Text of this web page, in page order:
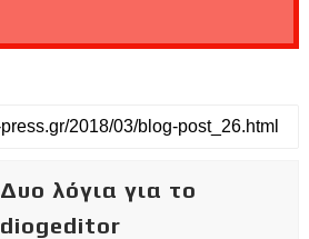
Δυο λόγια για το
diogeditor